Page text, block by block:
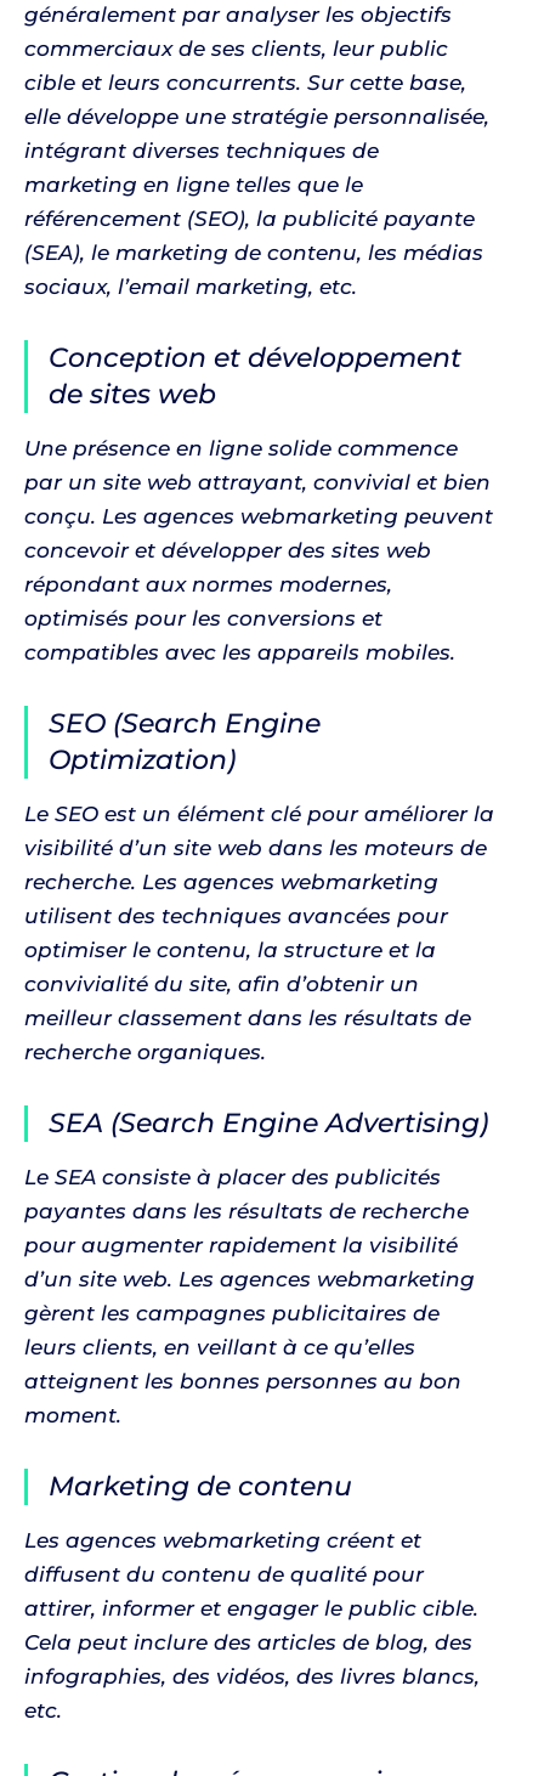
généralement par analyser les objectifs
commerciaux de ses clients, leur public
cible et leurs concurrents. Sur cette base,
elle développe une stratégie personnalisée,
intégrant diverses techniques de
marketing en ligne telles que le
référencement (SEO), la publicité payante
(SEA), le marketing de contenu, les médias
sociaux, l’email marketing, etc.
Conception et développement
de sites web
Une présence en ligne solide commence
par un site web attrayant, convivial et bien
conçu. Les agences webmarketing peuvent
concevoir et développer des sites web
répondant aux normes modernes,
optimisés pour les conversions et
compatibles avec les appareils mobiles.
SEO (Search Engine
Optimization)
Le SEO est un élément clé pour améliorer la
visibilité d’un site web dans les moteurs de
recherche. Les agences webmarketing
utilisent des techniques avancées pour
optimiser le contenu, la structure et la
convivialité du site, afin d’obtenir un
meilleur classement dans les résultats de
recherche organiques.
SEA (Search Engine Advertising)
Le SEA consiste à placer des publicités
payantes dans les résultats de recherche
pour augmenter rapidement la visibilité
d’un site web. Les agences webmarketing
gèrent les campagnes publicitaires de
leurs clients, en veillant à ce qu’elles
atteignent les bonnes personnes au bon
moment.
Marketing de contenu
Les agences webmarketing créent et
diffusent du contenu de qualité pour
attirer, informer et engager le public cible.
Cela peut inclure des articles de blog, des
infographies, des vidéos, des livres blancs,
etc.